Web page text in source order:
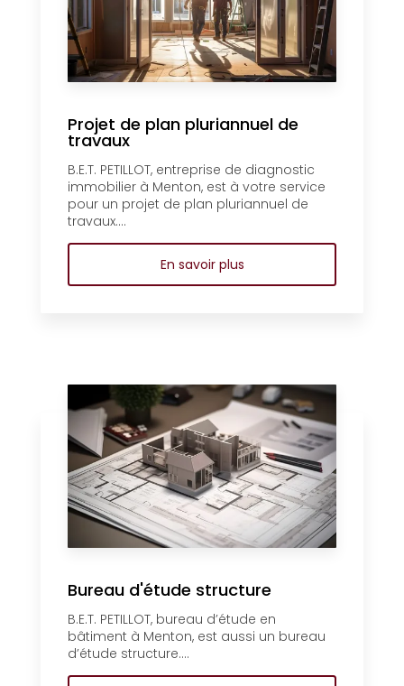
Projet de plan pluriannuel de
travaux
B.E.T. PETILLOT, entreprise de diagnostic
immobilier à Menton, est à votre service
pour un projet de plan pluriannuel de
travaux....
En savoir plus
Bureau d'étude structure
B.E.T. PETILLOT, bureau d’étude en
bâtiment à Menton, est aussi un bureau
d’étude structure....